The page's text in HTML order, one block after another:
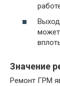
Значение
Ремонт ГРМ